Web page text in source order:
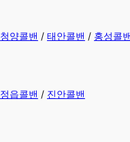
청양콜밴 / 태안콜밴 / 홍성콜밴
정읍콜밴 / 진안콜밴